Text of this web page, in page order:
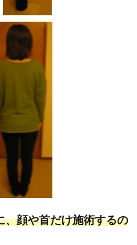
、顔や首だけ施術するの